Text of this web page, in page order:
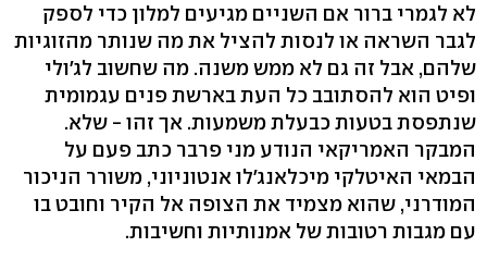
לא לגמרי ברור אם השניים מגיעים למלון כדי לספק
לגבר השראה או לנסות להציל את מה שנותר מהזוגיות
שלהם, אבל זה גם לא ממש משנה. מה שחשוב לג'ולי
ופיט הוא להסתובב כל העת בארשת פנים עגמומית
שנתפסת בטעות כבעלת משמעות. אך זהו - שלא.
המבקר האמריקאי הנודע מני פרבר כתב פעם על
הבמאי האיטלקי מיכלאנג'לו אנטוניוני, משורר הניכור
המודרני, שהוא מצמיד את הצופה אל הקיר וחובט בו
עם מגבות רטובות של אמנותיות וחשיבות.